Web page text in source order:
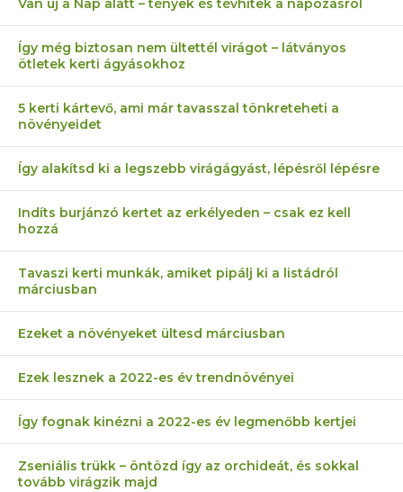
Van új a Nap alatt – tények és tévhitek a napozásról
Így még biztosan nem ültettél virágot – látványos
ötletek kerti ágyásokhoz
5 kerti kártevő, ami már tavasszal tönkreteheti a
növényeidet
Így alakítsd ki a legszebb virágágyást, lépésről lépésre
Indíts burjánzó kertet az erkélyeden – csak ez kell
hozzá
Tavaszi kerti munkák, amiket pipálj ki a listádról
márciusban
Ezeket a növényeket ültesd márciusban
Ezek lesznek a 2022-es év trendnövényei
Így fognak kinézni a 2022-es év legmenőbb kertjei
Zseniális trükk – öntözd így az orchideát, és sokkal
tovább virágzik majd